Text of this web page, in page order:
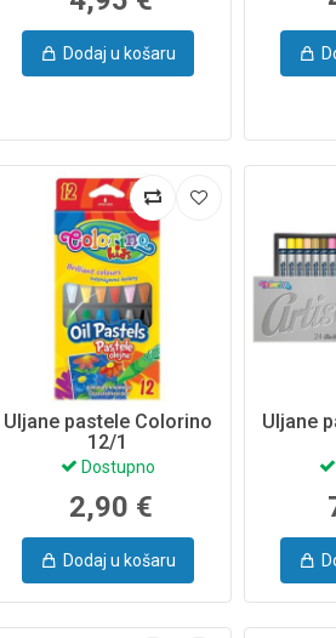
Dodaj u košaru
Uljane pastele Colorino
12/1
Dostupno
2,90 €
Dodaj u košaru
Uljane